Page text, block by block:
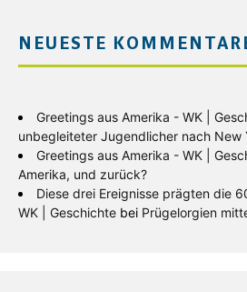
NEUESTE
Greetings aus Amerika - WK |
unbegleiteter Jugendlicher nach New
Greetings aus Amerika - WK |
Amerika, und zurück?
Diese drei Ereignisse prägten die
WK | Geschichte bei Prügelorgien